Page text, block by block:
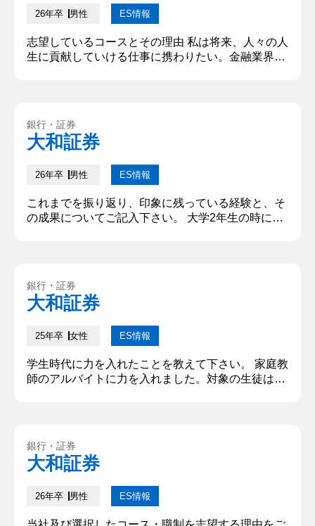
26年卒 男性 ES情報
志望しているコースとその理由 私は将来、人々の人
生に貢献していける仕事に携わりたい。金融業界は
重要度が高まっていく証券を通し人々の人生を支え
ていきたいと考えている。証券業界の中でも貴社は
銀行・証券
大和証券
26年卒 男性 ES情報
これまでを振り返り、印象に残っている経験と、そ
の成果についてご記入下さい。 大学2年生の時にア
こで、顧客との繋がりを強めることがリピーターの
増加に繋がると考え、担当スタッフが名刺を渡し、
銀行・証券
大和証券
25年卒 女性 ES情報
学生時代に力を入れたことを教えて下さい。 家庭教
師のアルバイトに力を入れました。対象の生徒は、
いると考えました。そこで、毎週復習テストを自作
し、間違えた原因と弱みを明確にし、対策の検討を
銀行・証券
大和証券
26年卒 男性 ES情報